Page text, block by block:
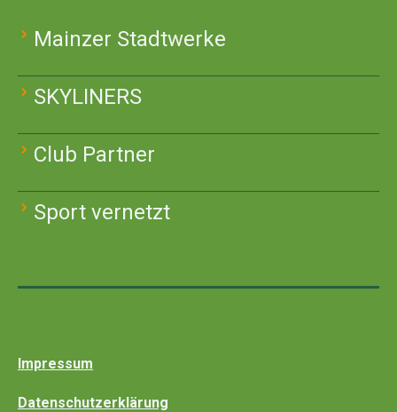
Mainzer Stadtwerke
SKYLINERS
Club Partner
Sport vernetzt
Impressum
Datenschutzerklärung